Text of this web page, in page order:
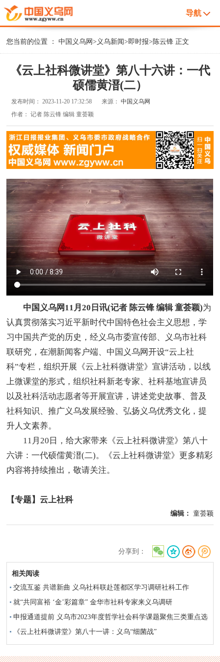
导航
您当前的位置 ：中国义乌网> 义乌新闻>即时报> 陈云锋 正文
《云上社科微讲堂》第八十六讲：一代
硕儒黄溍(二）
发布时间：2023-11-20 17:32:58 来源：中国义乌网
作者：记者 陈云锋 编辑 童荟颖
中国义乌网11月20日讯(记者 陈云锋 编辑 童荟颖)为
认真贯彻落实习近平新时代中国特色社会主义思想，学
习中国共产党的历史，经义乌市委宣传部、义乌市社科
联研究，在潮新闻客户端、中国义乌网开设“云上社
科”专栏，组织开展《云上社科微讲堂》宣讲活动，以线
上微课堂的形式，组织社科新老专家、社科基地宣讲员
以及社科活动志愿者等开展宣讲，讲述党史故事、普及
社科知识、推广义乌发展经验、弘扬义乌优秀文化，提
升人文素养。
11月20日，给大家带来《云上社科微讲堂》第八十
六讲：一代硕儒黄溍(二)。《云上社科微讲堂》更多精彩
内容将持续推出，敬请关注。
【专题】云上社科
编辑： 童荟颖
分享到：
相关阅读
交流互鉴 共谱新曲 义乌社科联赴莲都区学习调研社科工作
就“共同富裕 ‘金’彩篇章” 金华市社科专家来义乌调研
申报通道提前 义乌市2023年度哲学社会科学课题聚焦三类重点选
题
《云上社科微讲堂》第八十一讲：义乌“细菌战”